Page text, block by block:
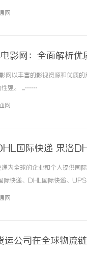
网
影网：全面解析优
网以丰富的影视资源和优质的
性强。 ...……
网
国际快递 果洛
递为全球的企业和个人提供国
际快递、DHL国际快递、
DHL国际快递果洛DHL快递
网
运公司在全球物流
走出 贝净 AC 国际医